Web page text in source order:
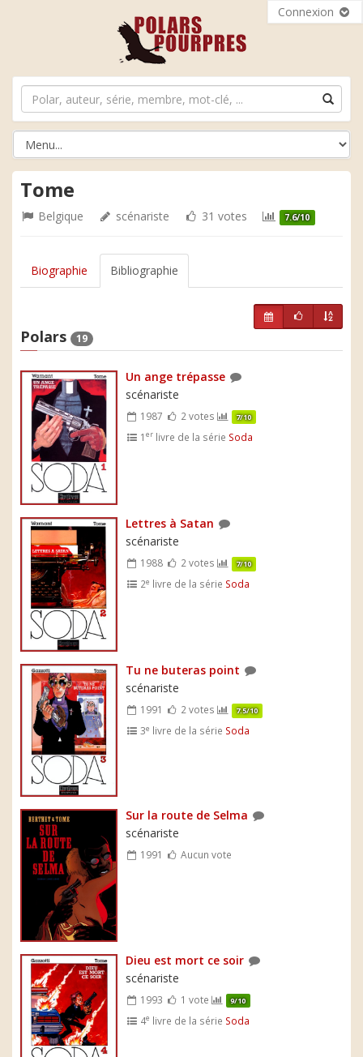
Connexion
Tome
Belgique scénariste 31 votes 7.6/10
Biographie Bibliographie
Polars 19
Un ange trépasse
scénariste
1987 2 votes 7/10
1er livre de la série Soda
Lettres à Satan
scénariste
1988 2 votes 7/10
2e livre de la série Soda
Tu ne buteras point
scénariste
1991 2 votes 7.5/10
3e livre de la série Soda
Sur la route de Selma
scénariste
1991 Aucun vote
Dieu est mort ce soir
scénariste
1993 1 vote 9/10
4e livre de la série Soda